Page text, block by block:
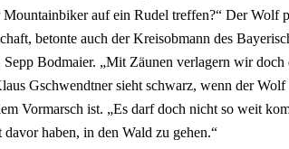
Mountainbiker auf ein Rudel treffen?“ Der Wolf
betonte auch der Kreisobmann des
Sepp Bodmaier. „Mit Zäunen verlagern wir
Gschwendtner sieht schwarz, wenn der
Vormarsch ist. „Es darf doch nicht so weit
davor haben, in den Wald zu gehen.“